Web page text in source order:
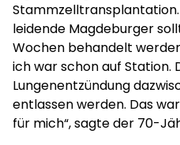
leidende Magdeburger
Wochen behandelt
ich war schon auf Station.
Lungenentzündung
entlassen werden. Das
für mich“, sagte der 70-